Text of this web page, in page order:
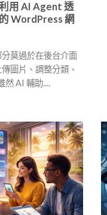
用 AI Agent 透
WordPress 網
莫過於在後台介面
圖片、調整分類、
然 AI 輔助....